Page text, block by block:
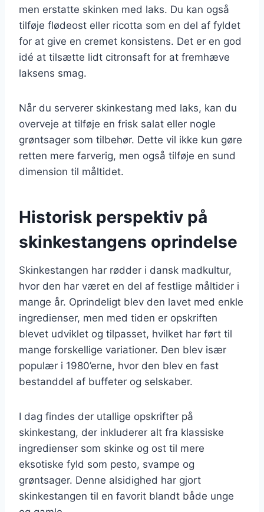
men erstatte skinken med laks. Du kan også
tilføje flødeost eller ricotta som en del af fyldet
for at give en cremet konsistens. Det er en god
idé at tilsætte lidt citronsaft for at fremhæve
laksens smag.
Når du serverer skinkestang med laks, kan du
overveje at tilføje en frisk salat eller nogle
grøntsager som tilbehør. Dette vil ikke kun gøre
retten mere farverig, men også tilføje en sund
dimension til måltidet.
Historisk perspektiv på
skinkestangens oprindelse
Skinkestangen har rødder i dansk madkultur,
hvor den har været en del af festlige måltider i
mange år. Oprindeligt blev den lavet med enkle
ingredienser, men med tiden er opskriften
blevet udviklet og tilpasset, hvilket har ført til
mange forskellige variationer. Den blev især
populær i 1980’erne, hvor den blev en fast
bestanddel af buffeter og selskaber.
I dag findes der utallige opskrifter på
skinkestang, der inkluderer alt fra klassiske
ingredienser som skinke og ost til mere
eksotiske fyld som pesto, svampe og
grøntsager. Denne alsidighed har gjort
skinkestangen til en favorit blandt både unge